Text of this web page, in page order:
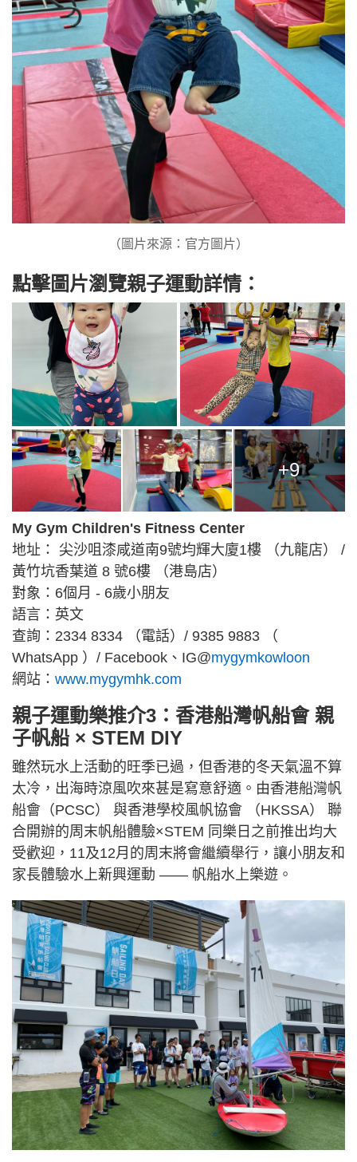
（圖片來源：官方圖片）
點擊圖片瀏覽親子運動詳情：
+9
My Gym Children's Fitness Center
地址： 尖沙咀漆咸道南9號均輝大廈1樓 （九龍店） /
黃竹坑香葉道 8 號6樓 （港島店）
對象：6個月 - 6歲小朋友
語言：英文
查詢：2334 8334 （電話）/ 9385 9883 （
WhatsApp ）/ Facebook、IG@mygymkowloon
網站： www.mygymhk.com
親子運動樂推介3：香港船灣帆船會 親
子帆船 × STEM DIY
雖然玩水上活動的旺季已過，但香港的冬天氣溫不算
太冷，出海時涼風吹來甚是寫意舒適。由香港船灣帆
船會（PCSC） 與香港學校風帆協會 （HKSSA） 聯
合開辦的周末帆船體驗×STEM 同樂日之前推出均大
受歡迎，11及12月的周末將會繼續舉行，讓小朋友和
家長體驗水上新興運動 —— 帆船水上樂遊。